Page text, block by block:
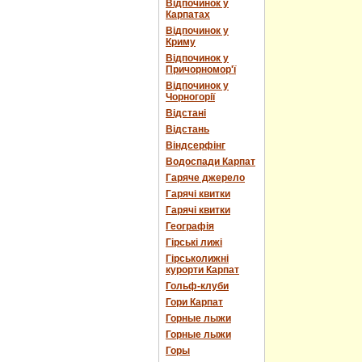
Відпочинок у
Карпатах
Відпочинок у
Криму
Відпочинок у
Причорномор'ї
Відпочинок у
Чорногорії
Відстані
Відстань
Віндсерфінг
Водоспади Карпат
Гаряче джерело
Гарячі квитки
Гарячі квитки
Географія
Гірські лижі
Гірськолижні
курорти Карпат
Гольф-клуби
Гори Карпат
Горные лыжи
Горные лыжи
Горы